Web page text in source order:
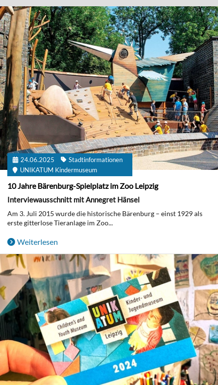
24.06.2025
Stadtinformationen
UNIKATUM Kindermuseum
10 Jahre Bärenburg-Spielplatz im Zoo Leipzig
Interviewausschnitt mit Annegret Hänsel
Am 3. Juli 2015 wurde die historische Bärenburg – einst 1929 als
erste gitterlose Tieranlage im Zoo...
Weiterlesen